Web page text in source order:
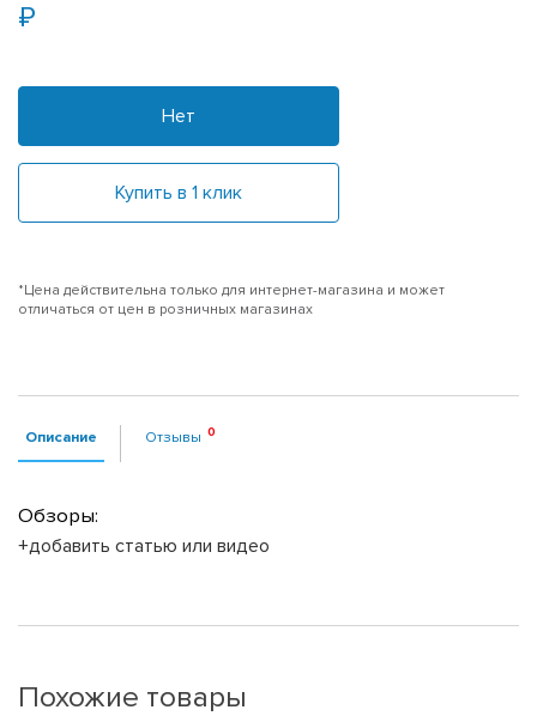
Нет
Купить в 1 клик
*Цена действительна только для интернет-магазина и может
отличаться от цен в розничных магазинах
Описание Отзывы
Обзоры:
+добавить статью или видео
Похожие товары